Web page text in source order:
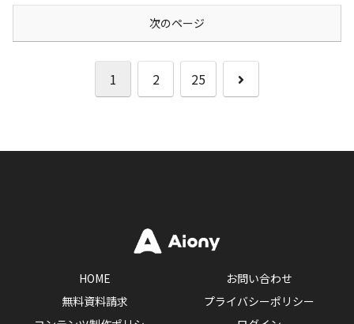
次のページ
1 2 25
次
HOME
お問い合わせ
無料資料請求
プライバシーポリシー